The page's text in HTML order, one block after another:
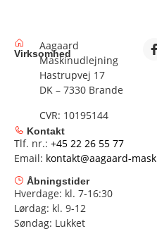
Virksomhed
Aagaard
Maskinudlejning
Hastrupvej 17
DK – 7330 Brande
CVR: 10195144
Kontakt
Tlf. nr.: +45 22 26 55 77
Email: kontakt@aagaard-
Åbningstider
Hverdage: kl. 7-16:30
Lørdag: kl. 9-12
Søndag: Lukket